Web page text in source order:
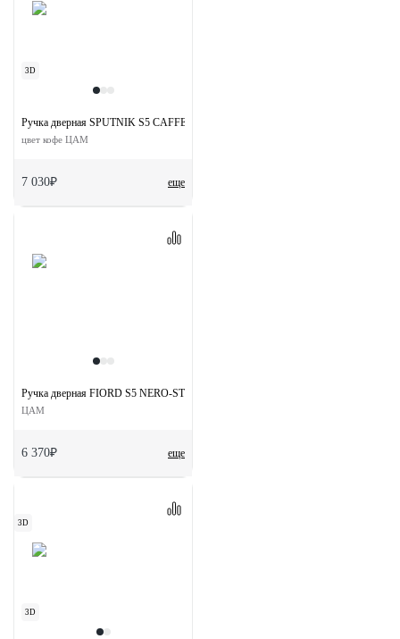
3D
еще
Ручка дверная SPUTNIK S5 CAFFE раздельная на квадратной розетке
цвет кофе ЦАМ
7 030₽
еще
Ручка дверная FIORD S5 NERO-ST на квадратной розетке цвет черный soft-touch
ЦАМ
6 370₽
3D
3D